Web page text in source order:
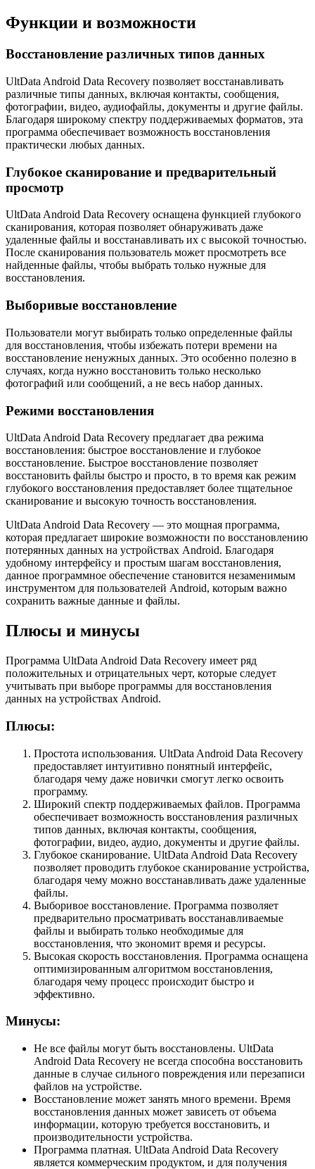
Функции и возможности
Восстановление различных типов данных
UltData Android Data Recovery позволяет восстанавливать
различные типы данных, включая контакты, сообщения,
фотографии, видео, аудиофайлы, документы и другие файлы.
Благодаря широкому спектру поддерживаемых форматов, эта
программа обеспечивает возможность восстановления
практически любых данных.
Глубокое сканирование и предварительный
просмотр
UltData Android Data Recovery оснащена функцией глубокого
сканирования, которая позволяет обнаруживать даже
удаленные файлы и восстанавливать их с высокой точностью.
После сканирования пользователь может просмотреть все
найденные файлы, чтобы выбрать только нужные для
восстановления.
Выборивые восстановление
Пользователи могут выбирать только определенные файлы
для восстановления, чтобы избежать потери времени на
восстановление ненужных данных. Это особенно полезно в
случаях, когда нужно восстановить только несколько
фотографий или сообщений, а не весь набор данных.
Режими восстановления
UltData Android Data Recovery предлагает два режима
восстановления: быстрое восстановление и глубокое
восстановление. Быстрое восстановление позволяет
восстановить файлы быстро и просто, в то время как режим
глубокого восстановления предоставляет более тщательное
сканирование и высокую точность восстановления.
UltData Android Data Recovery — это мощная программа,
которая предлагает широкие возможности по восстановлению
потерянных данных на устройствах Android. Благодаря
удобному интерфейсу и простым шагам восстановления,
данное программное обеспечение становится незаменимым
инструментом для пользователей Android, которым важно
сохранить важные данные и файлы.
Плюсы и минусы
Программа UltData Android Data Recovery имеет ряд
положительных и отрицательных черт, которые следует
учитывать при выборе программы для восстановления
данных на устройствах Android.
Плюсы:
Простота использования. UltData Android Data Recovery
предоставляет интуитивно понятный интерфейс,
благодаря чему даже новички смогут легко освоить
программу.
Широкий спектр поддерживаемых файлов. Программа
обеспечивает возможность восстановления различных
типов данных, включая контакты, сообщения,
фотографии, видео, аудио, документы и другие файлы.
Глубокое сканирование. UltData Android Data Recovery
позволяет проводить глубокое сканирование устройства,
благодаря чему можно восстанавливать даже удаленные
файлы.
Выборивое восстановление. Программа позволяет
предварительно просматривать восстанавливаемые
файлы и выбирать только необходимые для
восстановления, что экономит время и ресурсы.
Высокая скорость восстановления. Программа оснащена
оптимизированным алгоритмом восстановления,
благодаря чему процесс происходит быстро и
эффективно.
Минусы:
Не все файлы могут быть восстановлены. UltData
Android Data Recovery не всегда способна восстановить
данные в случае сильного повреждения или перезаписи
файлов на устройстве.
Восстановление может занять много времени. Время
восстановления данных может зависеть от объема
информации, которую требуется восстановить, и
производительности устройства.
Программа платная. UltData Android Data Recovery
является коммерческим продуктом, и для получения